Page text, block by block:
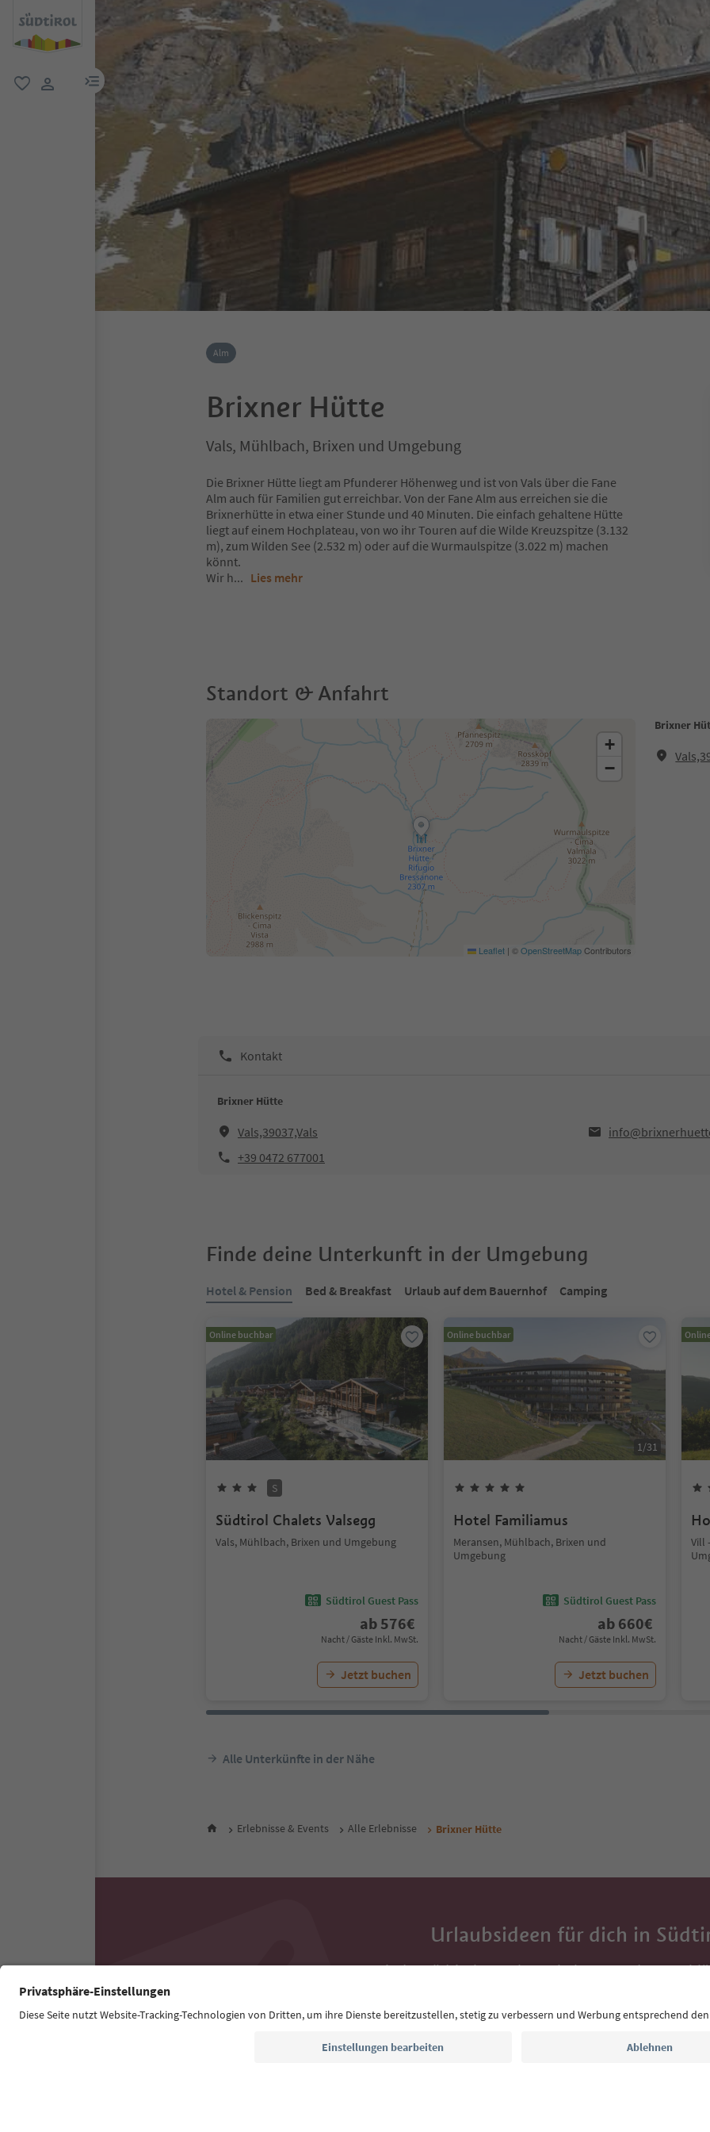
menu link
Alm
Brixner Hütte
Vals, Mühlbach, Brixen und Umgebung
Die Brixner Hütte liegt am Pfunderer Höhenweg und ist von Vals über die Fane
Alm auch für Familien gut erreichbar. Von der Fane Alm aus erreichen sie die
Brixnerhütte in etwa einer Stunde und 40 Minuten. Die einfach gehaltene Hütte
liegt auf einem Hochplateau, von wo ihr Touren auf die Wilde Kreuzspitze (3.132
m), zum Wilden See (2.532 m) oder auf die Wurmaulspitze (3.022 m) machen
könnt.
Wir h... Lies mehr
Standort & Anfahrt
Brixner
+
−
Leaflet | ©OpenStreetMapContributors
Kontakt
Brixner Hütte
Vals,39037,Vals
+39 0472 677001
Finde deine Unterkunft in der Umgebung
Hotel & Pension Bed & Breakfast Urlaub auf dem Bauernhof Camping
Online buchbar
S
Südtirol Chalets Valsegg
Vals, Mühlbach, Brixen und Umgebung
Südtirol Guest Pass
ab 576€
Nacht / Gäste Inkl. MwSt.
Jetzt buchen
Online buchbar
1/31
Hotel Familiamus
Meransen, Mühlbach, Brixen und
Umgebung
Südtirol Guest Pass
ab 660€
Nacht / Gäste Inkl. MwSt.
Jetzt buchen
Vill
Alle Unterkünfte in der Nähe
Erlebnisse & Events Alle Erlebnisse Brixner Hütte
Urlaubsideen für dich in
Mit der Südtirol-Newsletter bekommst du
Postfach.